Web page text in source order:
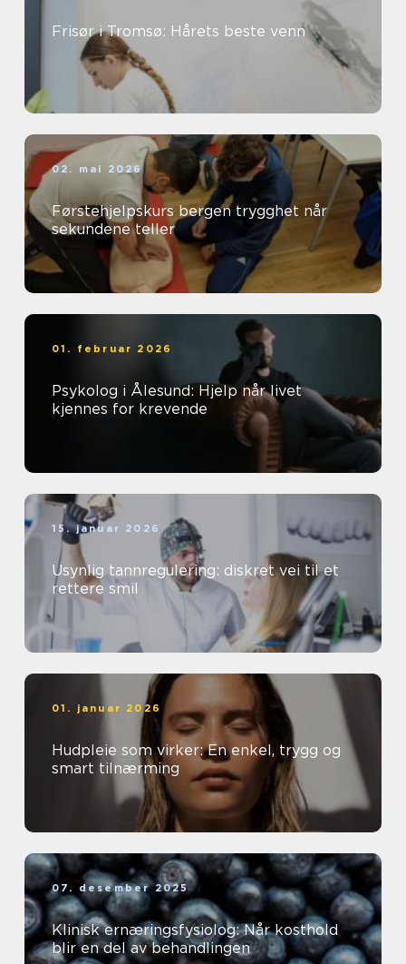
Frisør i Tromsø: Hårets beste venn
02. mai 2026
Førstehjelpskurs bergen trygghet når
sekundene teller
01. februar 2026
Psykolog i Ålesund: Hjelp når livet
kjennes for krevende
15. januar 2026
Usynlig tannregulering: diskret vei til et
rettere smil
01. januar 2026
Hudpleie som virker: En enkel, trygg og
smart tilnærming
07. desember 2025
Klinisk ernæringsfysiolog: Når kosthold
blir en del av behandlingen